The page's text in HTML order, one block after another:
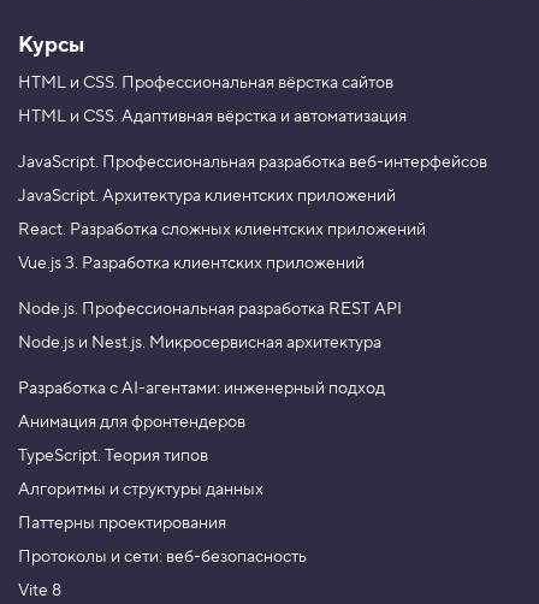
Курсы
HTML и CSS. Профессиональная вёрстка сайтов
HTML и CSS. Адаптивная вёрстка и автоматизация
JavaScript. Профессиональная разработка веб-интерфейсов
JavaScript. Архитектура клиентских приложений
React. Разработка сложных клиентских приложений
Vue.js 3. Разработка клиентских приложений
Node.js. Профессиональная разработка REST API
Node.js и Nest.js. Микросервисная архитектура
Разработка с AI-агентами: инженерный подход
Анимация для фронтендеров
TypeScript. Теория типов
Алгоритмы и структуры данных
Паттерны проектирования
Протоколы и сети: веб-безопасность
Vite 8